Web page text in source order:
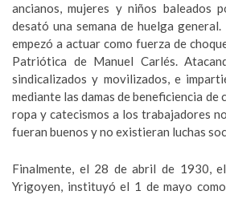
ancianos, mujeres y niños baleados
desató una semana de huelga
empezó a actuar como fuerza de
Patriótica de Manuel Carlés.
sindicalizados y movilizados, e
mediante las damas de beneficiencia de
ropa y catecismos a los trabajadores
fueran buenos y no existieran luchas
Finalmente, el 28 de abril de 1930,
Yrigoyen, instituyó el 1 de mayo